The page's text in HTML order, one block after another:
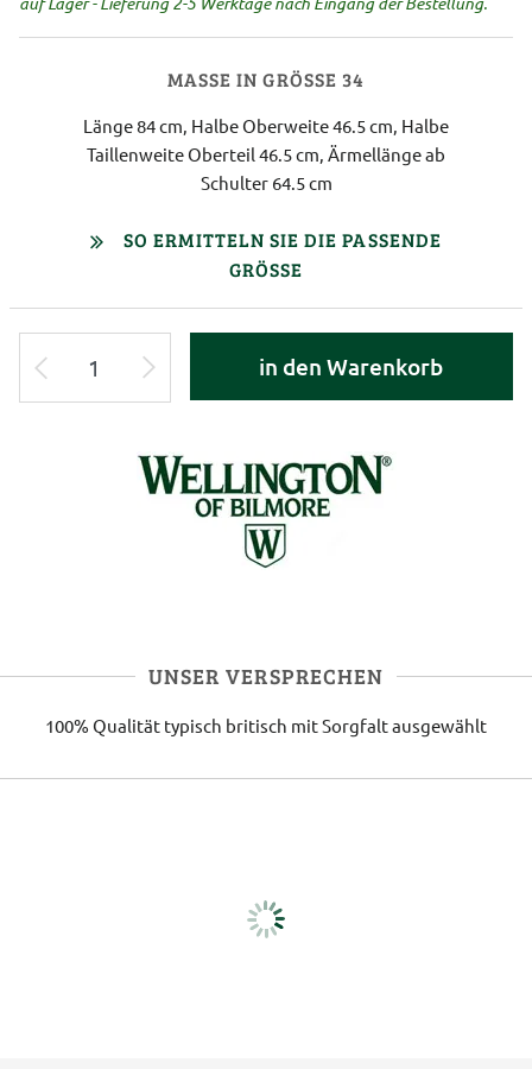
MASSE IN GRÖSSE 34
Länge 84 cm, Halbe Oberweite 46.5 cm, Halbe
Taillenweite Oberteil 46.5 cm, Ärmellänge ab
Schulter 64.5 cm
SO ERMITTELN SIE DIE PASSENDE
GRÖSSE
in den Warenkorb
UNSER VERSPRECHEN
100% Qualität typisch britisch mit Sorgfalt ausgewählt